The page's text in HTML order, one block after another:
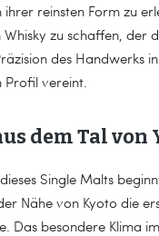
ihrer reinsten Form zu
Whisky zu schaffen, der
des Handwerks
vereint.
dem Tal von
Single Malts
Nähe von Kyoto die
Das besondere Klima